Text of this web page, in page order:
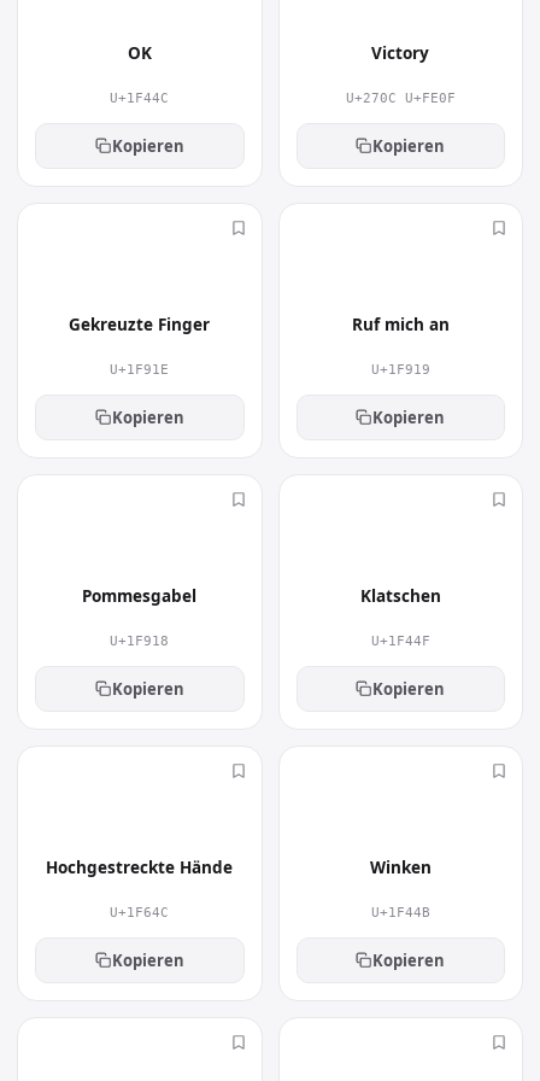
OK
U+1F44C
Kopieren
Victory
U+270C U+FE0F
Kopieren
Gekreuzte Finger
U+1F91E
Kopieren
Ruf mich an
U+1F919
Kopieren
Pommesgabel
U+1F918
Kopieren
Klatschen
U+1F44F
Kopieren
Hochgestreckte Hände
U+1F64C
Kopieren
Winken
U+1F44B
Kopieren